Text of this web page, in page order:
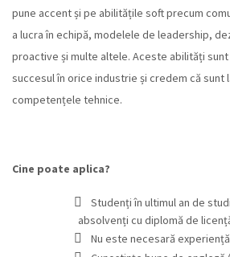
pune accent și pe abilitățile soft precum
a lucra în echipă, modelele de leadership,
proactive și multe altele. Aceste abilități
succesul în orice industrie și credem că sunt
competențele tehnice.
Cine poate aplica?
Studenți în ultimul an de
absolvenți cu diplomă de
Nu este necesară